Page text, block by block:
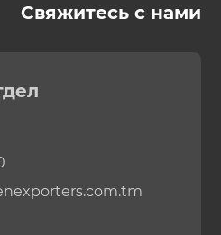
Свяжитесь с нами